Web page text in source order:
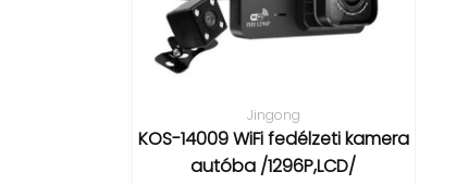
Jingong
KOS-14009 WiFi fedélzeti kamera
autóba /1296P,LCD/